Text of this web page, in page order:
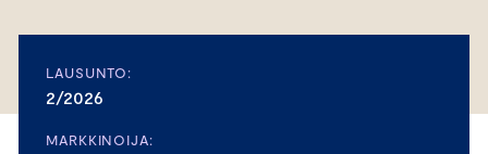
LAUSUNTO:
2/2026
MARKKINOIJA: